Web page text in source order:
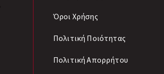
Όροι Χρήσης
Πολιτική Ποιότητας
Πολιτική Απορρήτου